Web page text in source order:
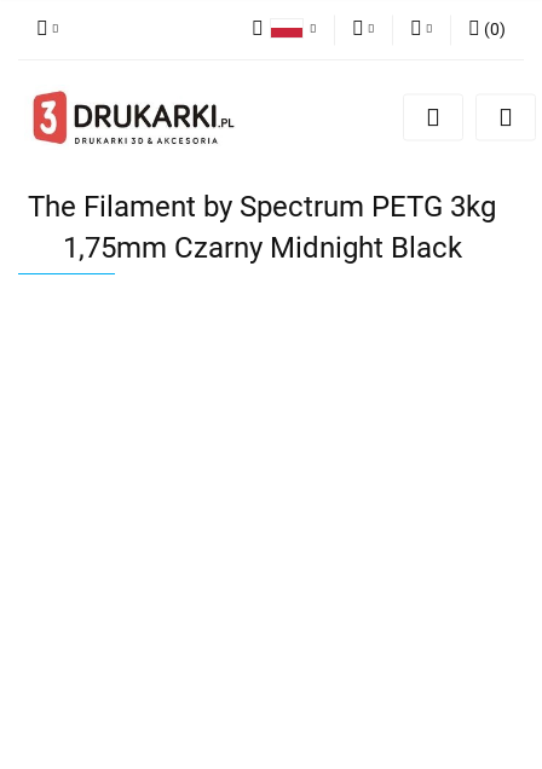
English
Zarejestruj się
(0)
The Filament by Spectrum PETG 3kg
1,75mm Czarny Midnight Black